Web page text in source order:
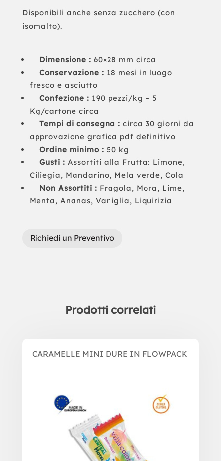
Disponibili anche senza zucchero (con
isomalto).
Dimensione : 60×28 mm circa
Conservazione : 18 mesi in luogo
fresco e asciutto
Confezione : 190 pezzi/kg – 5
Kg/cartone circa
Tempi di consegna : circa 30 giorni da
approvazione grafica pdf definitivo
Ordine minimo : 50 kg
Gusti : Assortiti alla Frutta: Limone,
Ciliegia, Mandarino, Mela verde, Cola
Non Assortiti : Fragola, Mora, Lime,
Menta, Ananas, Vaniglia, Liquirizia
Richiedi un Preventivo
Prodotti correlati
CARAMELLE MINI DURE IN FLOWPACK